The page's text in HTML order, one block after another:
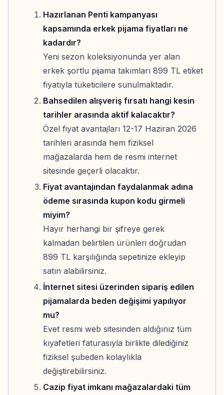
Hazırlanan Penti kampanyası
kapsamında erkek pijama fiyatları ne
kadardır?
Yeni sezon koleksiyonunda yer alan
erkek şortlu pijama takımları 899 TL etiket
fiyatıyla tüketicilere sunulmaktadır.
Bahsedilen alışveriş fırsatı hangi kesin
tarihler arasında aktif kalacaktır?
Özel fiyat avantajları 12-17 Haziran 2026
tarihleri arasında hem fiziksel
mağazalarda hem de resmi internet
sitesinde geçerli olacaktır.
Fiyat avantajından faydalanmak adına
ödeme sırasında kupon kodu girmeli
miyim?
Hayır herhangi bir şifreye gerek
kalmadan belirtilen ürünleri doğrudan
899 TL karşılığında sepetinize ekleyip
satın alabilirsiniz.
İnternet sitesi üzerinden sipariş edilen
pijamalarda beden değişimi yapılıyor
mu?
Evet resmi web sitesinden aldığınız tüm
kıyafetleri faturasıyla birlikte dilediğiniz
fiziksel şubeden kolaylıkla
değiştirebilirsiniz.
Cazip fiyat imkanı mağazalardaki tüm